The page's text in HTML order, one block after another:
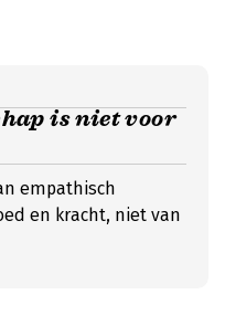
is niet voor
empathisch
en kracht, niet van